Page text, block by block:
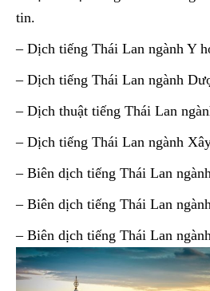
tin.
– Dịch tiếng Thái Lan ngành Y
– Dịch tiếng Thái Lan ngành
– Dịch thuật tiếng Thái Lan
– Dịch tiếng Thái Lan ngành
– Biên dịch tiếng Thái Lan
– Biên dịch tiếng Thái Lan
– Biên dịch tiếng Thái Lan